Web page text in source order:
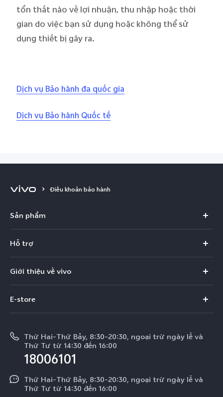
tổn thất nào về lợi nhuận, thu nhập hoặc thời
gian do việc bạn sử dụng hoặc không thể sử
dụng thiết bị gây ra.
Dịch vụ Bảo hành đa quốc gia
Dịch vụ Bảo hành Quốc tế
Điều khoản bảo hành
Sản phẩm
X300
V60
V60 Lite 5G
V50 Lite 5G
V50 Lite
Y39 5G
Y29
Hỗ trợ
Trung tâm dịch vụ
Funtouch OS
Tra cứu giá linh kiện
Xác thực bằng IMEI
Dịch vụ cuộc hẹn
Giới thiệu về vivo
Tin tức
Thông báo pháp lý
Về chúng tôi
Tính Bền Vững
E-store
Thứ Hai-Thứ Bảy, 8:30-20:30, ngoại trừ ngày lễ và
Thứ Tư từ 14:30 đến 16:00
18006101
Thứ Hai-Thứ Bảy, 8:30-20:30, ngoại trừ ngày lễ và
Thứ Tư từ 14:30 đến 16:00